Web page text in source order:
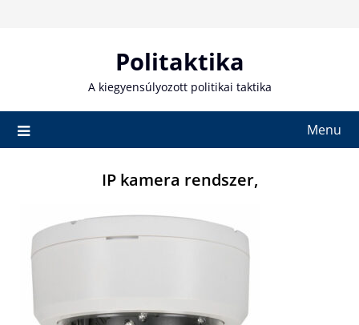
Politaktika
A kiegyensúlyozott politikai taktika
Menu
IP kamera rendszer,